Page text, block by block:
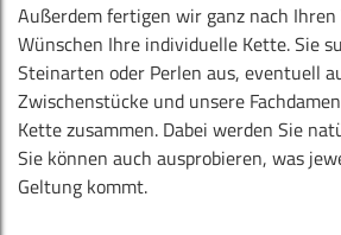
Außerdem fertigen wir ganz nach
Wünschen Ihre individuelle Kette. Sie
Steinarten oder Perlen aus, eventuell
Zwischenstücke und unsere
Kette zusammen. Dabei werden Sie
Sie können auch ausprobieren, was
Geltung kommt.